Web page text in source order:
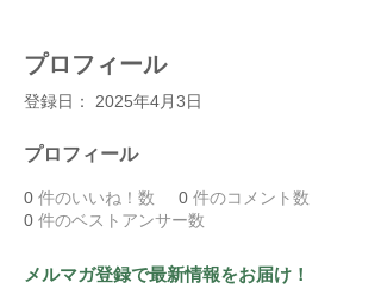
プロフィール
登録日： 2025年4月3日
プロフィール
0 件のいいね！数 0 件のコメント数
0 件のベストアンサー数
メルマガ登録で最新情報をお届け！